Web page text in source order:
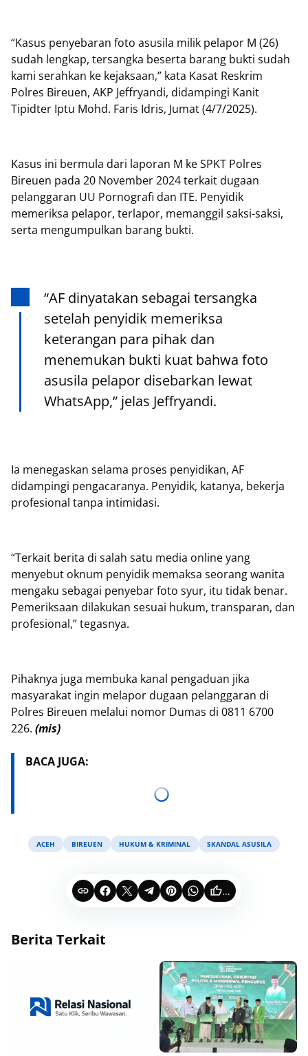
“Kasus penyebaran foto asusila milik pelapor M (26)
sudah lengkap, tersangka beserta barang bukti sudah
kami serahkan ke kejaksaan,” kata Kasat Reskrim
Polres Bireuen, AKP Jeffryandi, didampingi Kanit
Tipidter Iptu Mohd. Faris Idris, Jumat (4/7/2025).
Kasus ini bermula dari laporan M ke SPKT Polres
Bireuen pada 20 November 2024 terkait dugaan
pelanggaran UU Pornografi dan ITE. Penyidik
memeriksa pelapor, terlapor, memanggil saksi-saksi,
serta mengumpulkan barang bukti.
“AF dinyatakan sebagai tersangka
setelah penyidik memeriksa
keterangan para pihak dan
menemukan bukti kuat bahwa foto
asusila pelapor disebarkan lewat
WhatsApp,” jelas Jeffryandi.
Ia menegaskan selama proses penyidikan, AF
didampingi pengacaranya. Penyidik, katanya, bekerja
profesional tanpa intimidasi.
“Terkait berita di salah satu media online yang
menyebut oknum penyidik memaksa seorang wanita
mengaku sebagai penyebar foto syur, itu tidak benar.
Pemeriksaan dilakukan sesuai hukum, transparan, dan
profesional,” tegasnya.
Pihaknya juga membuka kanal pengaduan jika
masyarakat ingin melapor dugaan pelanggaran di
Polres Bireuen melalui nomor Dumas di 0811 6700
226. (mis)
BACA JUGA:
ACEH BIREUEN HUKUM & KRIMINAL SKANDAL ASUSILA
...
Berita Terkait